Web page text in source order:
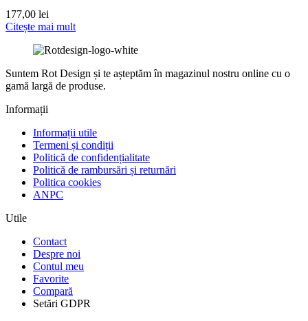
177,00 lei
Citește mai mult
Suntem Rot Design și te așteptăm în magazinul nostru online cu o
gamă largă de produse.
Informații
Informații utile
Termeni și condiții
Politică de confidențialitate
Politică de rambursări și returnări
Politica cookies
ANPC
Utile
Contact
Despre noi
Contul meu
Favorite
Compară
Setări GDPR